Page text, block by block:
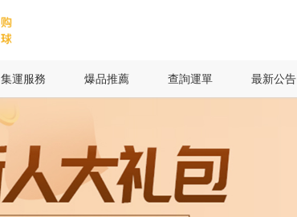
集運服務 爆品推薦 查詢運單 最新公告